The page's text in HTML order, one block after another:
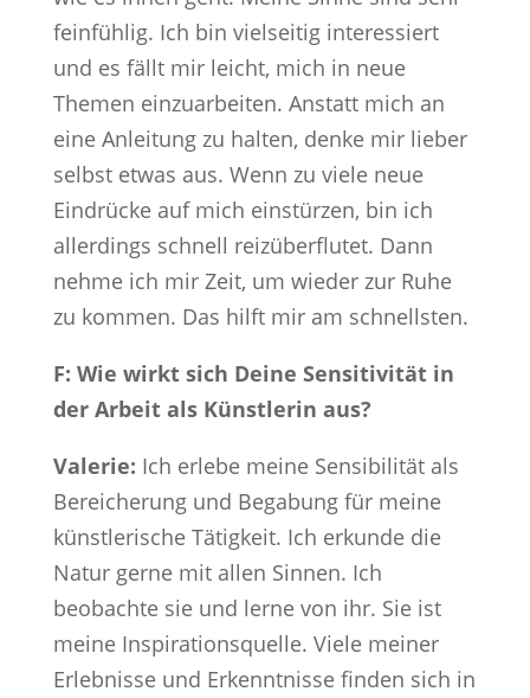
feinfühlig. Ich bin vielseitig interessiert
und es fällt mir leicht, mich in neue
Themen einzuarbeiten. Anstatt mich an
eine Anleitung zu halten, denke mir lieber
selbst etwas aus. Wenn zu viele neue
Eindrücke auf mich einstürzen, bin ich
allerdings schnell reizüberflutet. Dann
nehme ich mir Zeit, um wieder zur Ruhe
zu kommen. Das hilft mir am schnellsten.
F: Wie wirkt sich Deine Sensitivität in
der Arbeit als Künstlerin aus?
Valerie: Ich erlebe meine Sensibilität als
Bereicherung und Begabung für meine
künstlerische Tätigkeit. Ich erkunde die
Natur gerne mit allen Sinnen. Ich
beobachte sie und lerne von ihr. Sie ist
meine Inspirationsquelle. Viele meiner
Erlebnisse und Erkenntnisse finden sich in